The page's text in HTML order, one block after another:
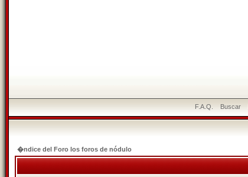
F.A.Q. Buscar
�ndice del Foro los foros de nódulo